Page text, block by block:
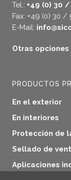
Tel.: +49 (0) 30
Fax: +49 (0) 30 /
E-Mail:
Otras
PRODUCTOS
En el exterior
En interiores
Protección de
Sellado de
Aplicaciones